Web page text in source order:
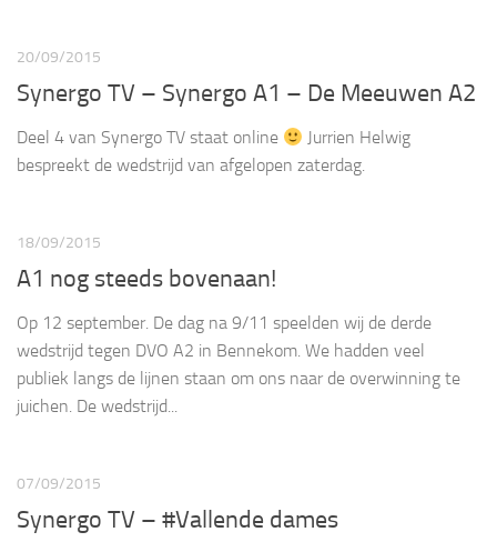
20/09/2015
Synergo TV – Synergo A1 – De Meeuwen A2
Deel 4 van Synergo TV staat online
Jurrien Helwig
bespreekt de wedstrijd van afgelopen zaterdag.
18/09/2015
A1 nog steeds bovenaan!
Op 12 september. De dag na 9/11 speelden wij de derde
wedstrijd tegen DVO A2 in Bennekom. We hadden veel
publiek langs de lijnen staan om ons naar de overwinning te
juichen. De wedstrijd...
07/09/2015
Synergo TV – #Vallende dames